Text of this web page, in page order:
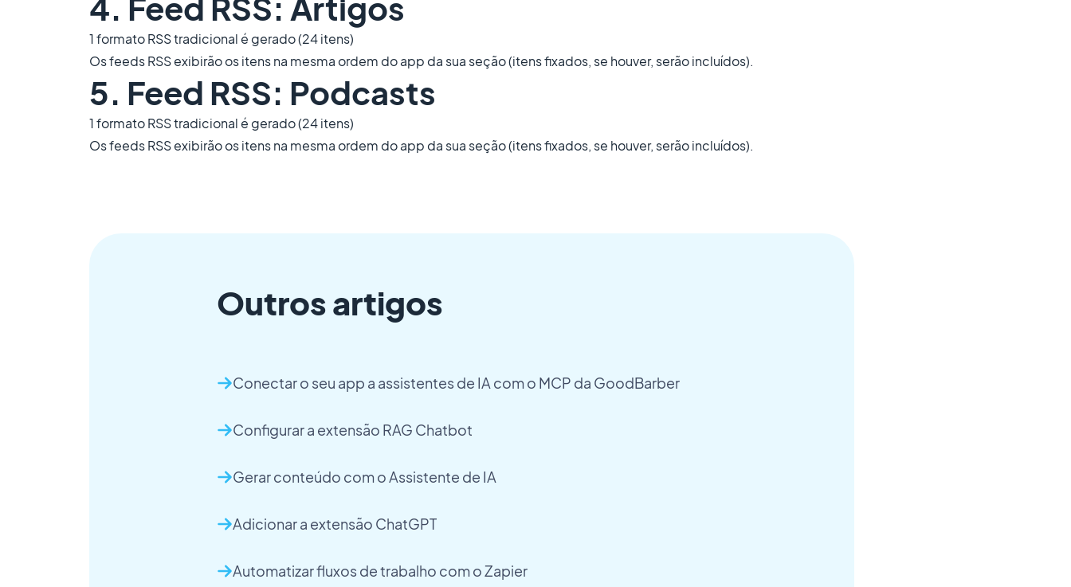
1 formato RSS tradicional é gerado (24 itens)
Os feeds RSS exibirão os itens na mesma ordem do app da sua seção (itens fixados, se houver, serão incluídos).
5. Feed RSS: Podcasts
1 formato RSS tradicional é gerado (24 itens)
Os feeds RSS exibirão os itens na mesma ordem do app da sua seção (itens fixados, se houver, serão incluídos).
Outros artigos
Conectar o seu app a assistentes de IA com o MCP da GoodBarber
Configurar a extensão RAG Chatbot
Gerar conteúdo com o Assistente de IA
Adicionar a extensão ChatGPT
Automatizar fluxos de trabalho com o Zapier